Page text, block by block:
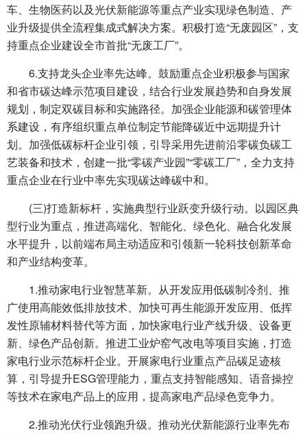
车、生物医药以及光伏新能源等重点产业实现绿色制造、产
业升级提供全流程集成式解决方案。积极打造“无废园区”，支
持重点企业建设全市首批“无废工厂”。
6.支持龙头企业率先达峰。鼓励重点企业积极参与国家
和省市碳达峰示范项目建设，结合行业发展趋势和自身发展
规划，制定双碳目标和实施路径。加强企业能源和碳管理体
系建设，有序组织重点单位制定节能降碳近中远期提升计
划。加强低碳标杆企业引领，引导采用先进前沿零碳负碳工
艺装备和技术，创建一批“零碳产业园”“零碳工厂”，全力支持
重点企业在行业中率先实现碳达峰碳中和。
(三)打造新标杆，实施典型行业跃变升级行动。以园区典
型行业为重点，推进高端化、智能化、绿色化、融合化发展
水平提升，以前端布局主动适应和引领新一轮科技创新革命
和产业结构变革。
1.推动家电行业智慧革新。从开发应用低碳制冷剂、推
广使用高能效低排放技术、加快可再生能源开发应用、低挥
发性原辅材料替代等方面，加快家电行业产线升级、设备更
新、绿色产品创新。推进工业炉窑气改电等项目实施，打造
家电行业示范标杆企业。开展家电行业重点产品碳足迹核
算，引导提升ESG管理能力，重点支持智能感知、语音操控
等技术在家电产品上的应用，提高家电产品绿色竞争力。
2.推动光伏行业领跑升级。推动光伏新能源行业率先布